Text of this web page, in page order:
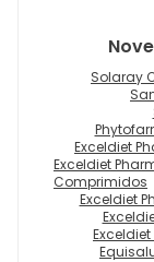
Solaray
Exceldiet
Exceldiet
Comprimidos
Exceldiet